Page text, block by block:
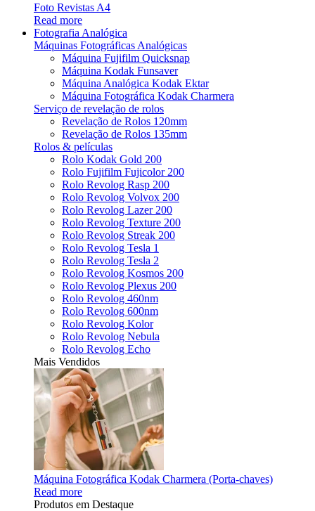
Foto Revistas A4
Read more
Fotografia Analógica
Máquinas Fotográficas Analógicas
Máquina Fujifilm Quicksnap
Máquina Kodak Funsaver
Máquina Analógica Kodak Ektar
Máquina Fotográfica Kodak Charmera
Serviço de revelação de rolos
Revelação de Rolos 120mm
Revelação de Rolos 135mm
Rolos & películas
Rolo Kodak Gold 200
Rolo Fujifilm Fujicolor 200
Rolo Revolog Rasp 200
Rolo Revolog Volvox 200
Rolo Revolog Lazer 200
Rolo Revolog Texture 200
Rolo Revolog Streak 200
Rolo Revolog Tesla 1
Rolo Revolog Tesla 2
Rolo Revolog Kosmos 200
Rolo Revolog Plexus 200
Rolo Revolog 460nm
Rolo Revolog 600nm
Rolo Revolog Kolor
Rolo Revolog Nebula
Rolo Revolog Echo
Mais Vendidos
Máquina Fotográfica Kodak Charmera (Porta-chaves)
Read more
Produtos em Destaque